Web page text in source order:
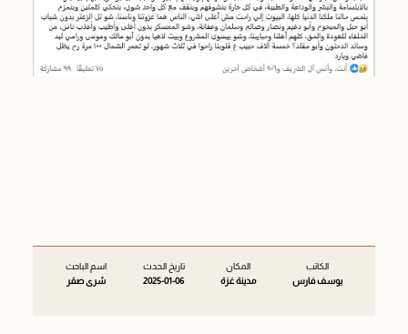
الكاتب
يوسف فارس
المكان
مدينة غزة
تاريخ الحدث
2025-01-06
اسم الباحث
سُرى صقر